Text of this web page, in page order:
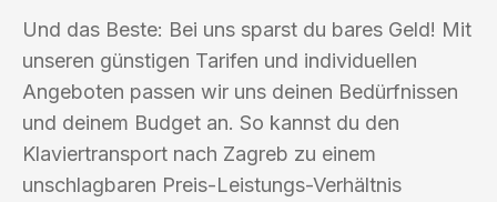
Und das Beste: Bei uns sparst du bares Geld! Mit
unseren günstigen Tarifen und individuellen
Angeboten passen wir uns deinen Bedürfnissen
und deinem Budget an. So kannst du den
Klaviertransport nach Zagreb zu einem
unschlagbaren Preis-Leistungs-Verhältnis